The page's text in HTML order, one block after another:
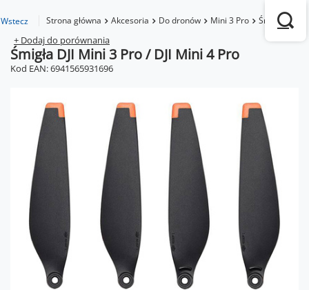
Wstecz Strona główna Akcesoria Do dronów Mini 3 Pro Śmigła DJI
+ Dodaj do porównania
Śmigła DJI Mini 3 Pro / DJI Mini 4 Pro
Kod EAN: 6941565931696